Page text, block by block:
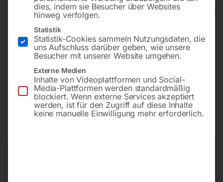
Schlauchqualität PVC
Schlauchdurchmesser (15 mm) 5/8 Zoll
Schlauchlänge 20 m
282,00 €344,40
inkl. MwSt. zzgl.Versandkosten
dies, indem sie Besucher über Websites
hinweg verfolgen.
Statistik
Statistik-Cookies sammeln Nutzungsdaten, die
uns Aufschluss darüber geben, wie unsere
Besucher mit unserer Website umgehen.
Externe Medien
Inhalte von Videoplattformen und Social-
Media-Plattformen werden standardmäßig
blockiert. Wenn externe Services akzeptiert
werden, ist für den Zugriff auf diese Inhalte
keine manuelle Einwilligung mehr erforderlich.